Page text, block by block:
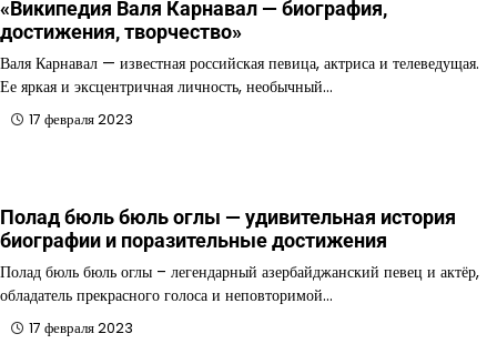
«Википедия Валя Карнавал — биография,
достижения, творчество»
Валя Карнавал — известная российская певица, актриса и телеведущая.
Ее яркая и эксцентричная личность, необычный…
17 февраля 2023
Полад бюль бюль оглы — удивительная история
биографии и поразительные достижения
Полад бюль бюль оглы – легендарный азербайджанский певец и актёр,
обладатель прекрасного голоса и неповторимой…
17 февраля 2023